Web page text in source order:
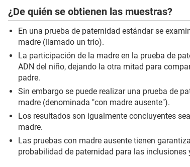
¿De quién se obtienen las muestras?
En una prueba de paternidad estándar se
madre (llamado un trío).
La participación de la madre en la prueba de
ADN del niño, dejando la otra mitad para
padre.
Sin embargo se puede realizar una prueba de
madre (denominada "con madre ausente").
Los resultados son igualmente concluyentes
madre.
Las pruebas con madre ausente tienen
probabilidad de paternidad para las inclusiones